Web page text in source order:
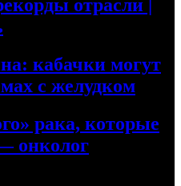
отрасли |
кабачки могут
с желудком
рака, которые
онколог